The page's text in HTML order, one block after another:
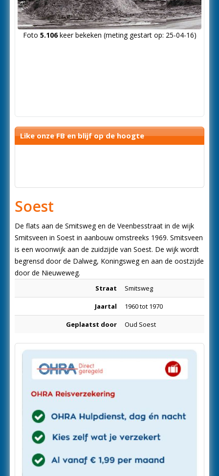
Foto 5.106keer bekeken (meting gestart op: 25-04-16)
Like onze FB en blijf op de hoogte
Soest
De flats aan de Smitsweg en de Veenbesstraat in de wijk
Smitsveen in Soest in aanbouw omstreeks 1969. Smitsveen
is een woonwijk aan de zuidzijde van Soest. De wijk wordt
begrensd door de Dalweg, Koningsweg en aan de oostzijde
door de Nieuweweg.
Straat Smitsweg
Jaartal 1960 tot 1970
Geplaatst door Oud Soest